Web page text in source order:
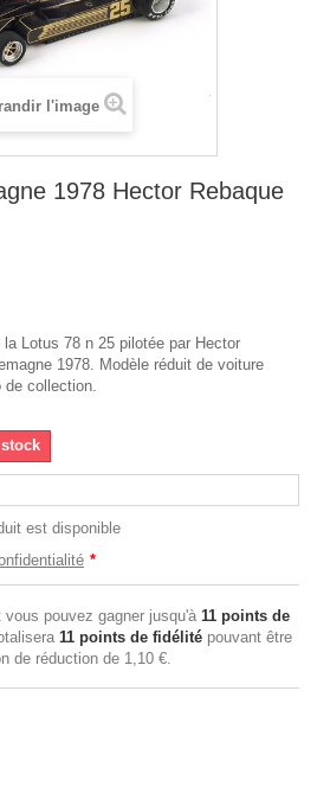
l'image
1978 Hector Rebaque
Lotus 78 n 25 pilotée par Hector
1978. Modèle réduit de voiture
de collection.
est disponible
*
pouvez gagner jusqu'à 11 points de
11 points de fidélité pouvant être
de réduction de 1,10 €.